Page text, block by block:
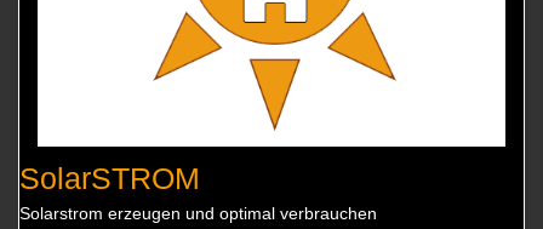
SolarSTROM
Solarstrom erzeugen und optimal verbrauchen